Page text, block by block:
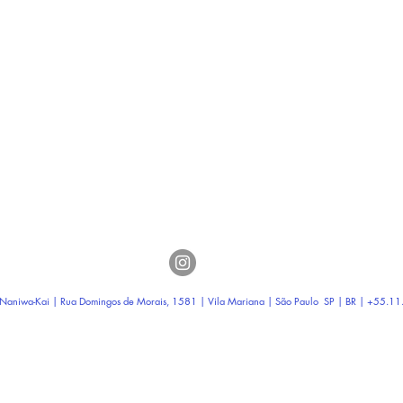
Kai | Rua Domingos de Morais, 1581 | Vila Mariana | São Paulo SP| BR |